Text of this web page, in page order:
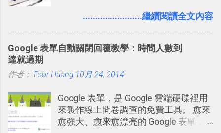
3D視圖有什麼用途的話，就是 它可以讓
你非常方便、好玩、即興的擴展你的
Twit...
澱自己的使用方法，歸納出「 為什麼值
學。 2015/6/13 新增： 免費專案管理軟
2016 年新增 ： 如何將 Trello 切換到繁
2016/7/7 新增 ： 如何活用 Trello 記
帳？我的理財計畫心得與看板範本
2016/7/13 新增： 如何將網頁資料快速
短期記憶變成長期記憶。 舉例來說我今
強；然後下次快要忘記可能變成相隔一
化，讓記憶延長到可能半個月；那時候
來一個月的記憶長度！就這樣反覆慢慢
拉長時間練習，就能讓一個東西成為腦
海中更深刻的記憶。 問題是，當我們一
........................繼續閱讀全文內容
Google 表單自動關閉回覆教學：時間人數到
達就過期
作者： Esor Huang 10月 24, 2014
Google 表單，是 Google 雲端硬碟裡用
來製作線上問卷調查的免費工具。 愈來
愈強大、愈來愈漂亮的 Google 表單，